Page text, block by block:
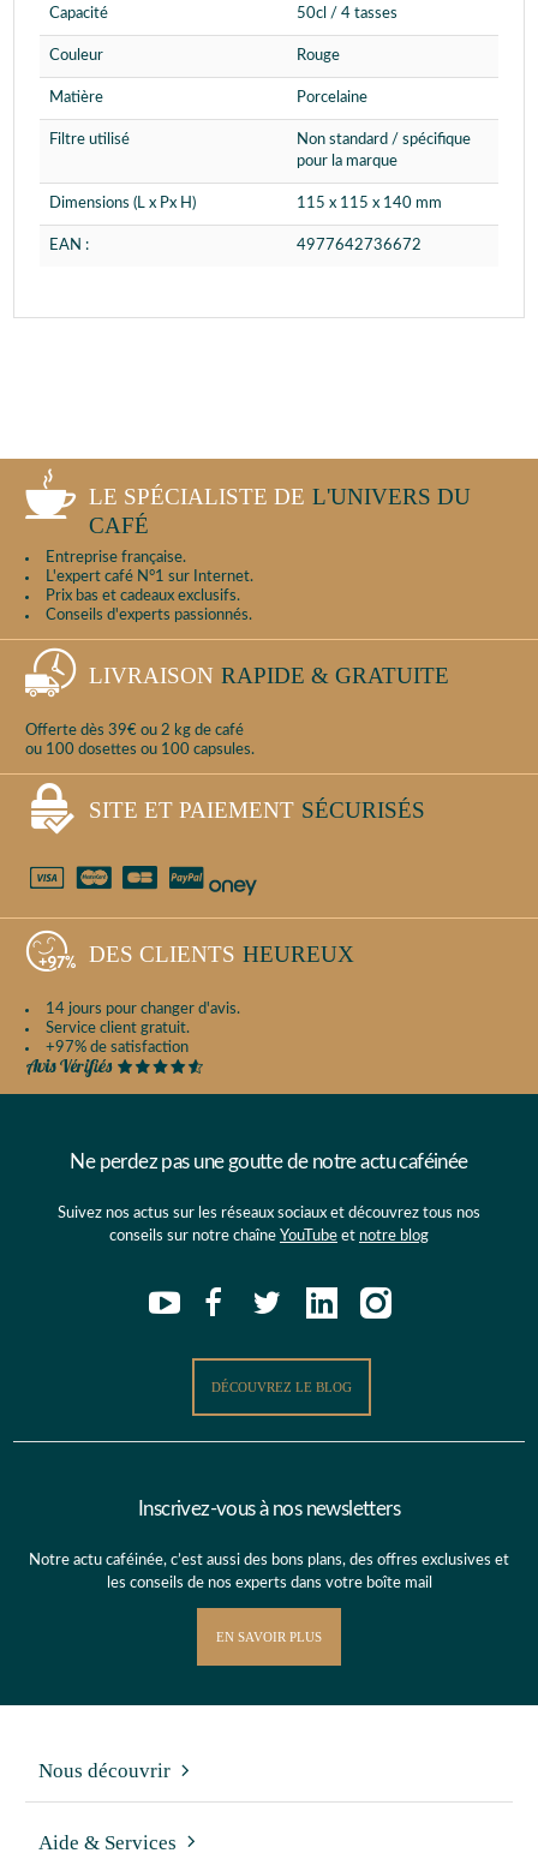
Capacité 50cl / 4 tasses
Couleur Rouge
Matière Porcelaine
Filtre utilisé
Non standard / spécifique
pour la marque
Dimensions (L x Px H) 115 x 115 x 140 mm
EAN : 4977642736672
LE SPÉCIALISTE DE L'UNIVERS DU
CAFÉ
Entreprise française.
L'expert café N°1 sur Internet.
Prix bas et cadeaux exclusifs.
Conseils d'experts passionnés.
LIVRAISON RAPIDE & GRATUITE
Offerte dès 39€ ou 2 kg de café
ou 100 dosettes ou 100 capsules.
SITE ET PAIEMENT SÉCURISÉS
DES CLIENTS HEUREUX
14 jours pour changer d'avis.
Service client gratuit.
+97% de satisfaction
Ne perdez pas une goutte de notre actu caféinée
Suivez nos actus sur les réseaux sociaux et découvrez tous nos
conseils sur notre chaîne YouTube et notre blog
DÉCOUVREZ LE BLOG
Inscrivez-vous à nos newsletters
Notre actu caféinée, c’est aussi des bons plans, des offres exclusives et
les conseils de nos experts dans votre boîte mail
EN SAVOIR PLUS
Nous découvrir
Aide & Services